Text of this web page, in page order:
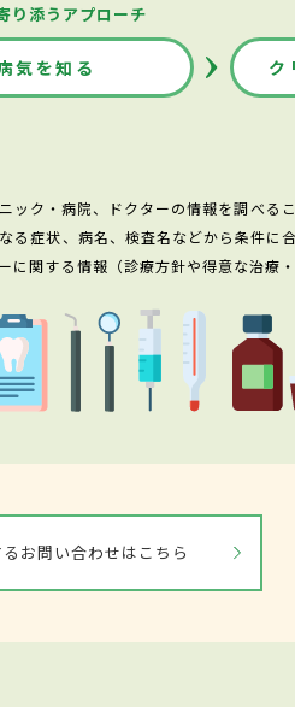
り添うアプローチ
気を知る ク
ク・病院、ドクターの情報を調べる
症状、病名、検査名などから条件に
関する情報（診療方針や得意な治療・
お問い合わせはこちら